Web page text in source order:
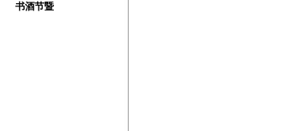
书酒节暨